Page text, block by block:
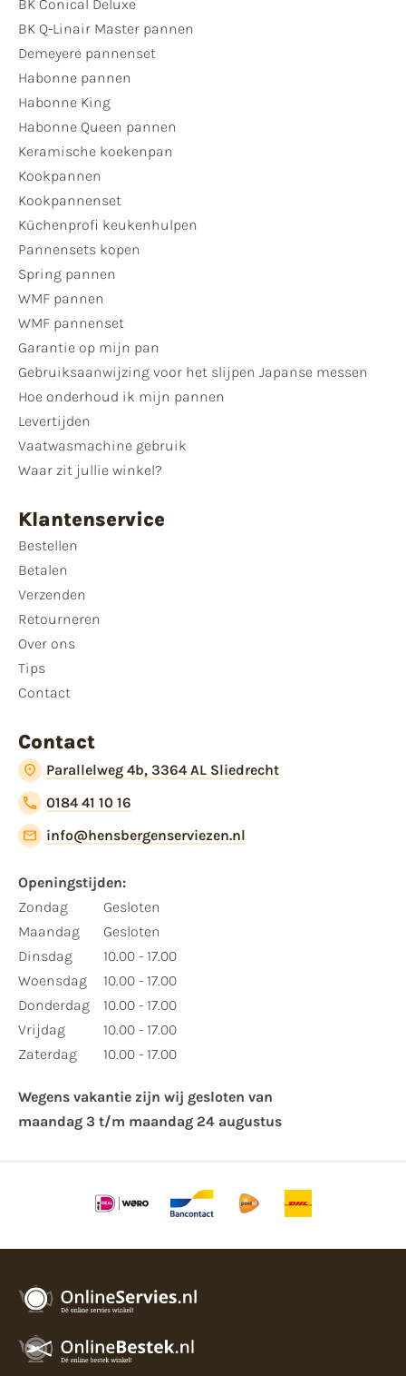
BK Conical Deluxe
BK Q-Linair Master pannen
Demeyere pannenset
Habonne pannen
Habonne King
Habonne Queen pannen
Keramische koekenpan
Kookpannen
Kookpannenset
Küchenprofi keukenhulpen
Pannensets kopen
Spring pannen
WMF pannen
WMF pannenset
Garantie op mijn pan
Gebruiksaanwijzing voor het slijpen Japanse messen
Hoe onderhoud ik mijn pannen
Levertijden
Vaatwasmachine gebruik
Waar zit jullie winkel?
Klantenservice
Bestellen
Betalen
Verzenden
Retourneren
Over ons
Tips
Contact
Contact
Parallelweg 4b, 3364 AL Sliedrecht
0184 41 10 16
info@hensbergenserviezen.nl
Openingstijden:​
​Zondag
Maandag
Dinsdag
Woensdag
Donderdag
Vrijdag
Zaterdag
Gesloten
Gesloten
10.00 - 17.00
10.00 - 17.00
10.00 - 17.00
10.00 - 17.00
10.00 - 17.00
Wegens vakantie zijn wij gesloten van ​
maandag 3 t/m maandag 24 augustus